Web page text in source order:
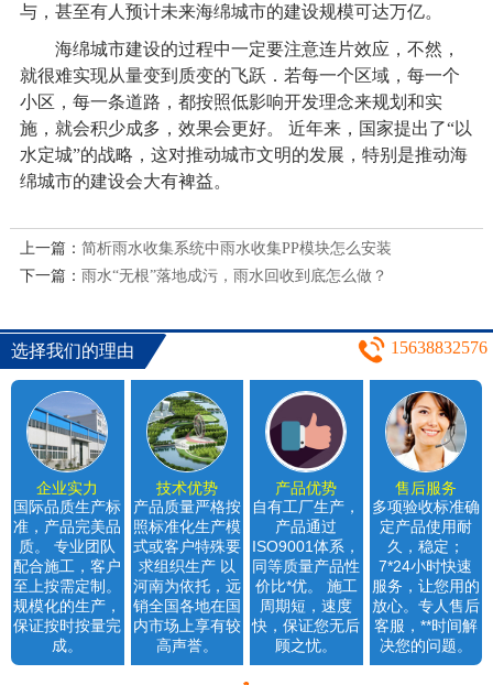
与，甚至有人预计未来海绵城市的建设规模可达万亿。
海绵城市建设的过程中一定要注意连片效应，不然，
就很难实现从量变到质变的飞跃．若每一个区域，每一个
小区，每一条道路，都按照低影响开发理念来规划和实
施，就会积少成多，效果会更好。 近年来，国家提出了“以
水定城”的战略，这对推动城市文明的发展，特别是推动海
绵城市的建设会大有裨益。
上一篇： 简析雨水收集系统中雨水收集PP模块怎么安装
下一篇： 雨水“无根”落地成污，雨水回收到底怎么做？
选择我们的理由 15638832576
企业实力
国际品质生产标
准，产品完美品
质。 专业团队
配合施工，客户
至上按需定制。
规模化的生产，
保证按时按量完
成。
技术优势
产品质量严格按
照标准化生产模
式或客户特殊要
求组织生产 以
河南为依托，远
销全国各地在国
内市场上享有较
高声誉。
产品优势
自有工厂生产，
产品通过
ISO9001体系，
同等质量产品性
价比*优。 施工
周期短，速度
快，保证您无后
顾之忧。
售后服务
多项验收标准确
定产品使用耐
久，稳定；
7*24小时快速
服务，让您用的
放心。专人售后
客服，**时间解
决您的问题。